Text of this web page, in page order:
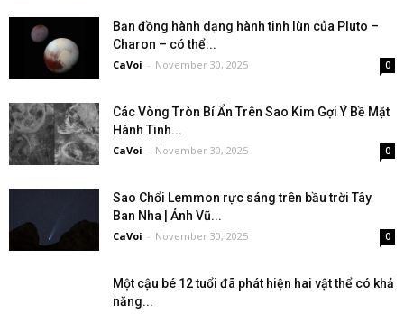
Bạn đồng hành dạng hành tinh lùn của Pluto –
Charon – có thể...
CaVoi - November 30, 2025 0
Các Vòng Tròn Bí Ẩn Trên Sao Kim Gợi Ý Bề Mặt
Hành Tinh...
CaVoi - November 30, 2025 0
Sao Chổi Lemmon rực sáng trên bầu trời Tây
Ban Nha | Ảnh Vũ...
CaVoi - November 30, 2025 0
Một cậu bé 12 tuổi đã phát hiện hai vật thể có khả
năng...